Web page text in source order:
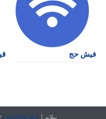
فیش حج
پیلانو |
CodeVibrant